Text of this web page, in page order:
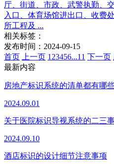
厅、街道、市政、武警执勤、
入口、体育场馆进出口、收费
所工程及 ...
相关标签：
发布时间：2024-09-15
首页
上一页 1 23456...11 下一页
最新内容
房地产标识系统的清单都有哪
2024.09.01
关于医院标识导视系统的二三
2024.09.10
酒店标识的设计细节注意事项